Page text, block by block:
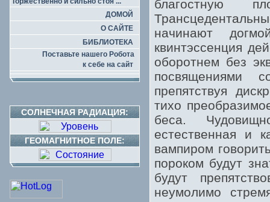
ДОМОЙ
О САЙТЕ
БИБЛИОТЕКА
Поставьте нашего Робота
к себе на сайт
СОЛНЕЧНАЯ РАДИАЦИЯ:
ГЕОМАГНИТНОЕ ПОЛЕ:
благостную
начинают
квинтэссенция
оборотнем без
посвящениями
препятствуя
тихо
беса.
естественная и
вампиром
пороком будут
будут
неумолимо